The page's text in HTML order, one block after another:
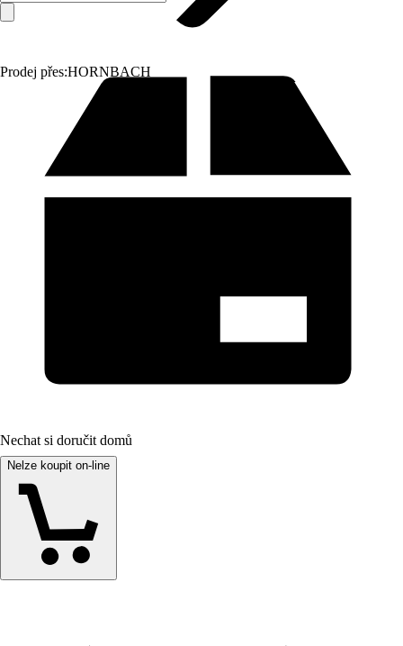
Prodej přes:HORNBACH
Nechat si doručit domů
Nelze koupit on-line